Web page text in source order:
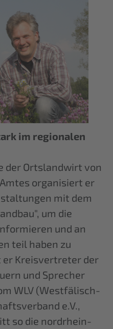
im regionalen
der Ortslandwirt von
organisiert er
mit dem
um die
und an
teil haben zu
Kreisvertreter der
und Sprecher
WLV (Westfälisch-
e.V.,
so die nordrhein-